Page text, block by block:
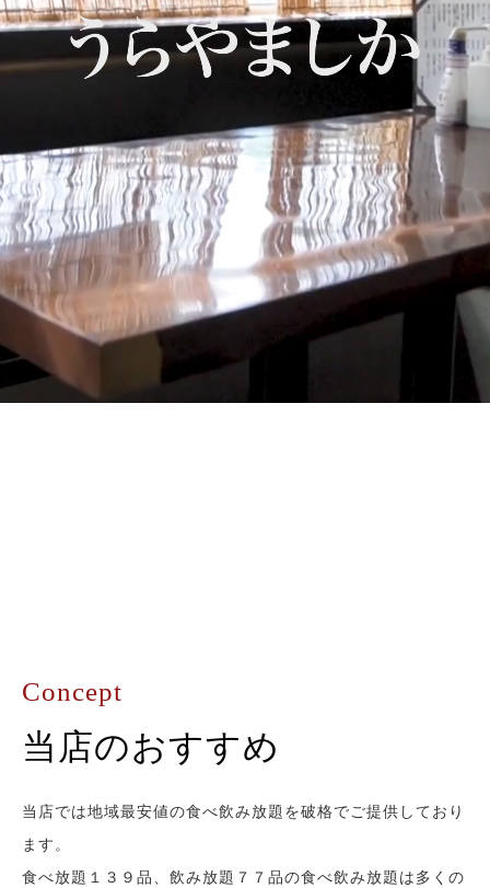
Concept
当店のおすすめ
当店では地域最安値の食べ飲み放題を破格でご提供しており
ます。
食べ放題１３９品、飲み放題７７品の食べ飲み放題は多くの